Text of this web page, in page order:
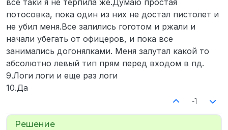
все таки я не терпила же.Думаю простая
потосовка, пока один из них не достал пистолет и
не убил меня.Все залились гоготом и ржали и
начали убегать от офицеров, и пока все
занимались догонялками. Меня залутал какой то
абсолютно левый тип прям перед входом в пд.
9.Логи логи и еще раз логи
10.Да
-1